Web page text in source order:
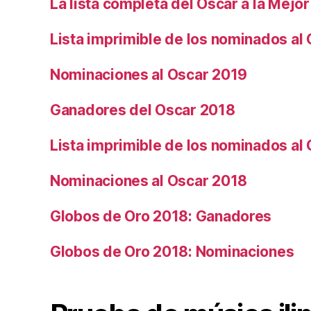
La lista completa del Oscar a la
Lista imprimible de los nominados al
Nominaciones al Oscar 2019
Ganadores del Oscar 2018
Lista imprimible de los nominados al
Nominaciones al Oscar 2018
Globos de Oro 2018: Ganadores
Globos de Oro 2018: Nominaciones